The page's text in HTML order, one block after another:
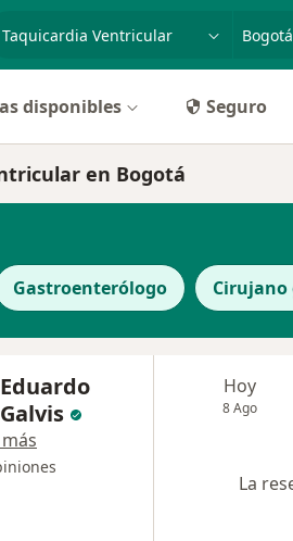
enfermedad o nombre
p. ej.
disponibles Seguro
en Bogotá
Gastroenterólogo Cirujano
Hoy
8 Ago
La